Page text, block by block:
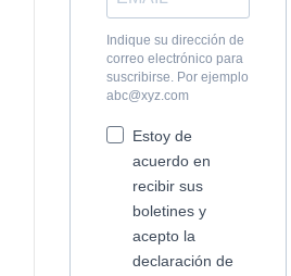
Indique su dirección de
correo electrónico para
suscribirse. Por ejemplo
abc@xyz.com
Estoy de
acuerdo en
recibir sus
boletines y
acepto la
declaración de